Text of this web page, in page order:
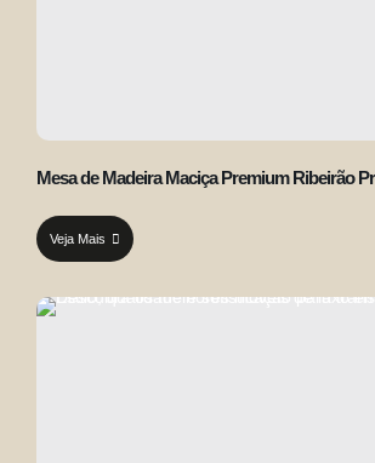
Mesa de Madeira Maciça Premium Ribeirão
Veja Mais